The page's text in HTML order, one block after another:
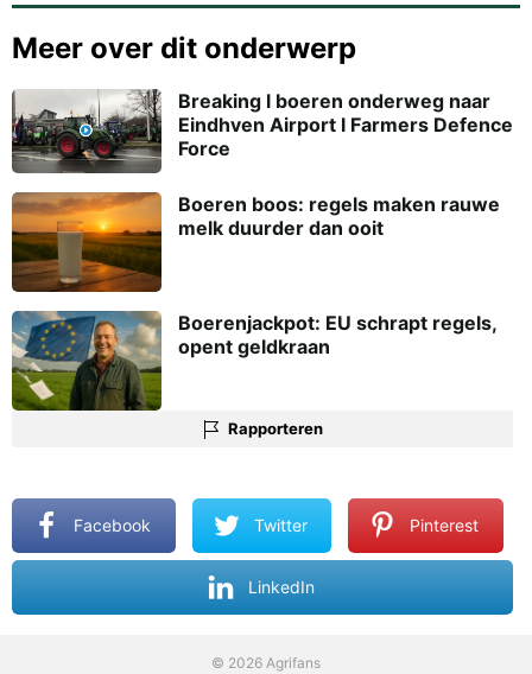
Meer over dit onderwerp
Breaking l boeren onderweg naar
Eindhven Airport l Farmers Defence
Force
Boeren boos: regels maken rauwe
melk duurder dan ooit
Boerenjackpot: EU schrapt regels,
opent geldkraan
Rapporteren
Facebook Twitter Pinterest
LinkedIn
© 2026 Agrifans